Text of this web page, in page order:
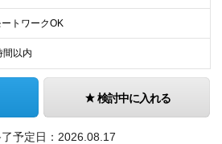
ートワークOK
間以内
検討中に入れる
予定日： 2026.08.17